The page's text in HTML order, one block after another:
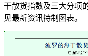
干散货指数及三大分项
见最新资讯特制图表。